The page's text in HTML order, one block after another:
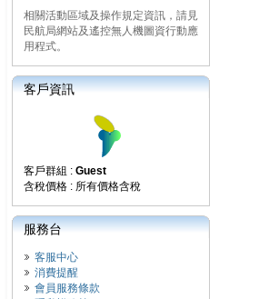
相關活動區域及操作規定資訊，請見
民航局網站及遙控無人機圖資行動應
用程式。
客戶資訊
客戶群組 : Guest
含稅價格 : 所有價格含稅
服務台
客服中心
消費提醒
會員服務條款